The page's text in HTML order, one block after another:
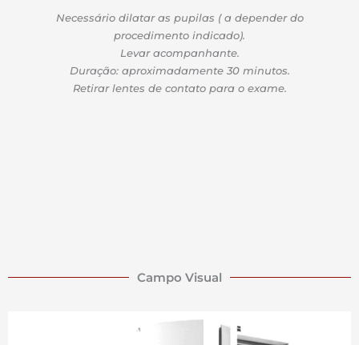
Necessário dilatar as pupilas ( a depender do
procedimento indicado).
Levar acompanhante.
Duração: aproximadamente 30 minutos.
Retirar lentes de contato para o exame.
Campo Visual